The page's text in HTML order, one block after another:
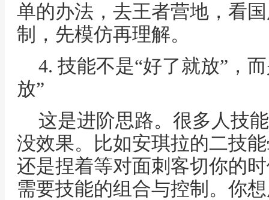
单的办法，去王者营地，看
制，先模仿再理解。
4. 技能不是“好了就放”，
放”
这是进阶思路。很多人技
没效果。比如安琪拉的二技
还是捏着等对面刺客切你的
需要技能的组合与控制。你